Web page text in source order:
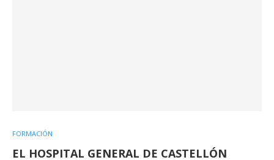
FORMACIÓN
EL HOSPITAL GENERAL DE CASTELLÓN